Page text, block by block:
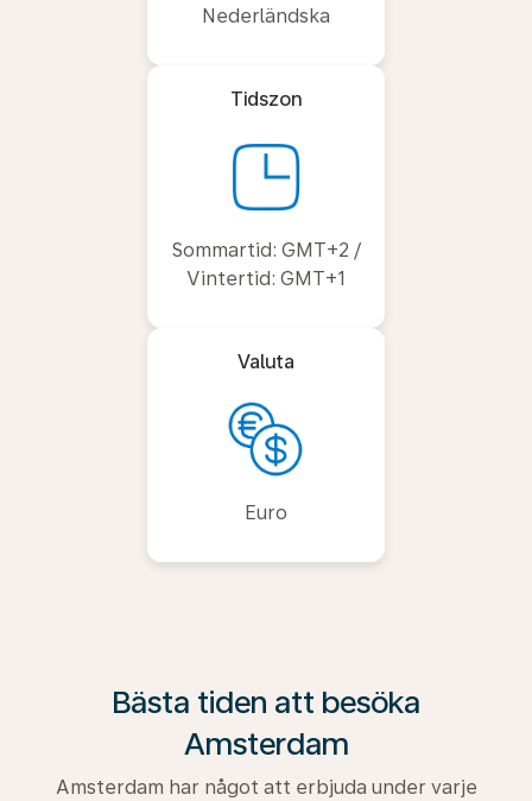
Nederländska
Tidszon
Sommartid: GMT+2 /
Vintertid: GMT+1
Valuta
Euro
Bästa tiden att besöka
Amsterdam
Amsterdam har något att erbjuda under varje